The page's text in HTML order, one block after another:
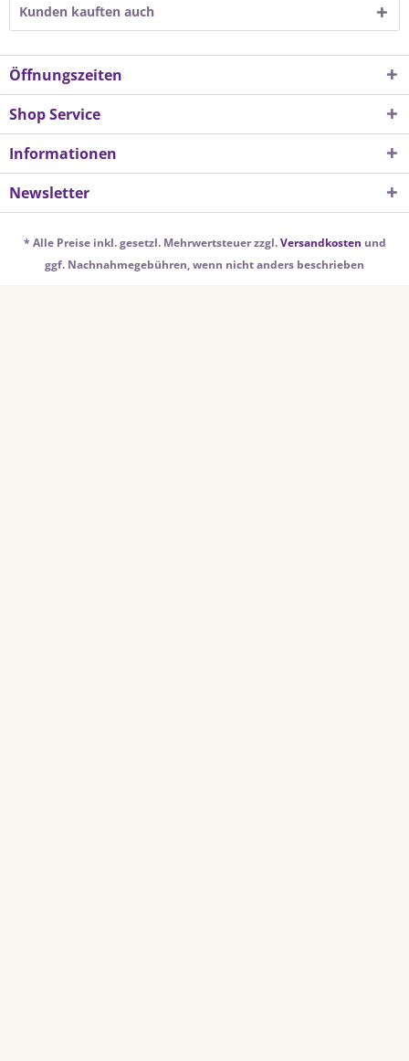
Kunden kauften auch
Öffnungszeiten
Shop Service
Informationen
Newsletter
* Alle Preise inkl. gesetzl. Mehrwertsteuer zzgl.Versandkosten und
ggf. Nachnahmegebühren, wenn nicht anders beschrieben